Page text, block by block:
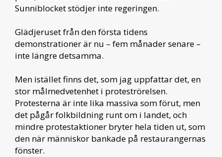
Sunniblocket stödjer inte regeringen.
Glädjeruset från den första tidens
demonstrationer är nu – fem månader senare –
inte längre detsamma.
Men istället finns det, som jag uppfattar det, en
stor målmedvetenhet i proteströrelsen.
Protesterna är inte lika massiva som förut, men
det pågår folkbildning runt om i landet, och
mindre protestaktioner bryter hela tiden ut, som
den när människor bankade på restaurangernas
fönster.